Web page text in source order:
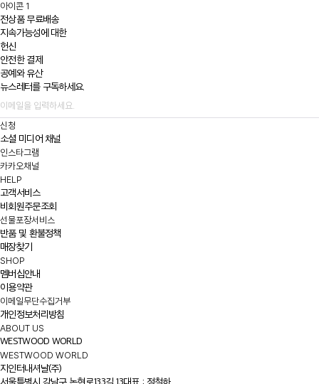
아이콘 1
전상품 무료배송
지속가능성에 대한
헌신
안전한 결제
공예와 유산
뉴스레터를 구독하세요.
신청
소셜 미디어 채널
인스타그램
카카오채널
HELP
고객서비스
비회원주문조회
선물포장서비스
반품 및 환불정책
매장찾기
SHOP
멤버십안내
이용약관
이메일무단수집거부
개인정보처리방침
ABOUT US
WESTWOOD WORLD
WESTWOOD WORLD
지인터내셔날(주)
서울특별시 강남구 논현로133길 13대표 : 정철하